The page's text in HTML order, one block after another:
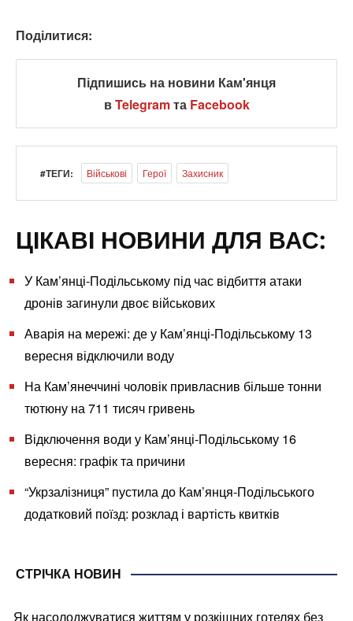
Поділитися:
Підпишись на новини Кам'янця
вTelegramта Facebook
#ТЕГИ: Військові Герої Захисник
ЦІКАВІ НОВИНИ ДЛЯ ВАС:
У Кам’янці-Подільському під час відбиття атаки
дронів загинули двоє військових
Аварія на мережі: де у Кам’янці-Подільському 13
вересня відключили воду
На Кам’янеччині чоловік привласнив більше тонни
тютюну на 711 тисяч гривень
Відключення води у Кам’янці-Подільському 16
вересня: графік та причини
“Укрзалізниця” пустила до Кам’янця-Подільського
додатковий поїзд: розклад і вартість квитків
СТРІЧКА НОВИН
Як насолоджуватися життям у розкішних готелях без